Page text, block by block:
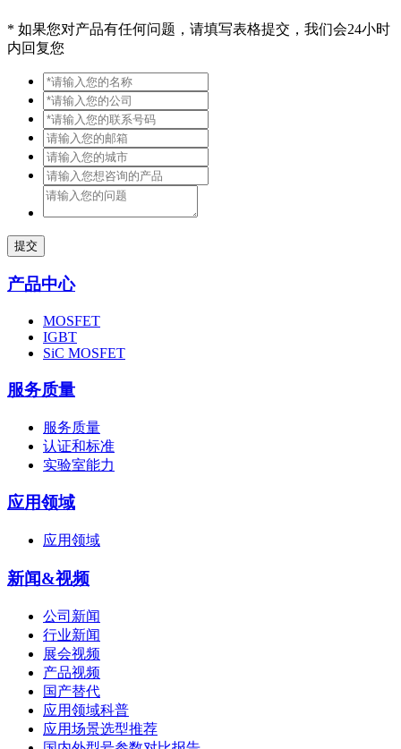
* 如果您对产品有任何问题，请填写表格提交，我们会24小时
内回复您
提交
产品中心
MOSFET
IGBT
SiC MOSFET
服务质量
服务质量
认证和标准
实验室能力
应用领域
应用领域
新闻&视频
公司新闻
行业新闻
展会视频
产品视频
国产替代
应用领域科普
应用场景选型推荐